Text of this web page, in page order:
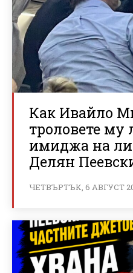
Как Ивайло
троловете му
имиджа на
Делян
ЧЕТВЪРТЪК, 6 АВГУСТ